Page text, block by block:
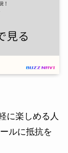
に楽しめる人
ルに抵抗を